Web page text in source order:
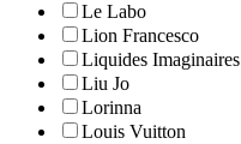
Le Labo
Lion Francesco
Liquides Imaginaires
Liu Jo
Lorinna
Louis Vuitton